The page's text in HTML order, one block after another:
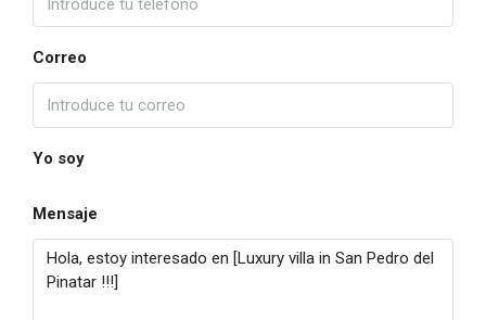
Correo
Yo soy
Mensaje